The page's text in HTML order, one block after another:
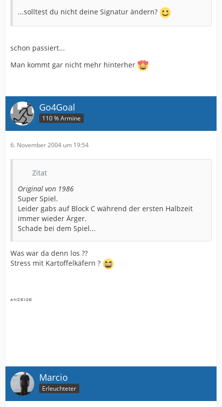
...solltest du nicht deine Signatur ändern?
schon passiert...
Man kommt gar nicht mehr hinterher
Go4Goal
110 % Armine
6. November 2004 um 19:54
Zitat
Original von 1986
Super Spiel.
Leider gabs auf Block C während der ersten Halbzeit
immer wieder Ärger.
Schade bei dem Spiel...
Was war da denn los ??
Stress mit Kartoffelkäfern ?
Marcio
Erleuchteter